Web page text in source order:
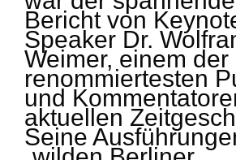
Bericht von
Speaker Dr.
Weimer, einem der
renommiertesten
und
aktuellen
Seine